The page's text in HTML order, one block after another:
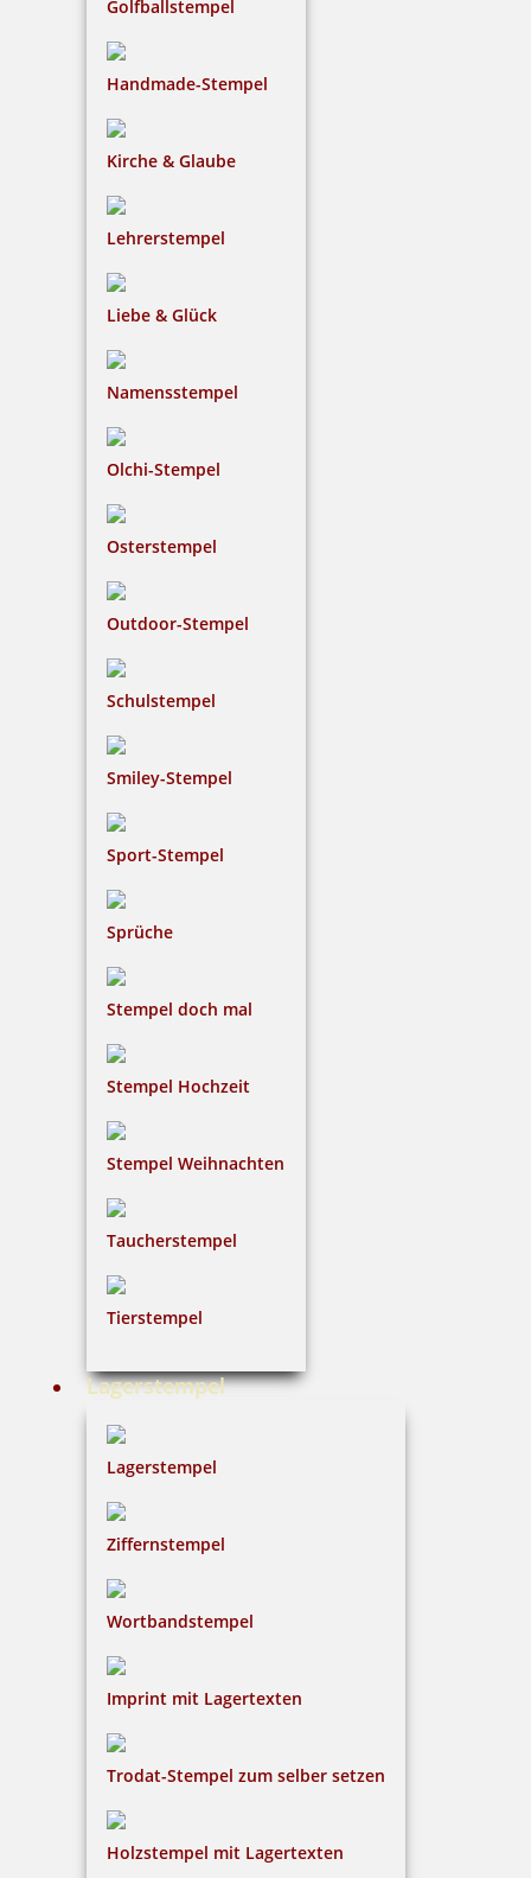
Golfballstempel
Handmade-Stempel
Kirche & Glaube
Lehrerstempel
Liebe & Glück
Namensstempel
Olchi-Stempel
Osterstempel
Outdoor-Stempel
Schulstempel
Smiley-Stempel
Sport-Stempel
Sprüche
Stempel doch mal
Stempel Hochzeit
Stempel Weihnachten
Taucherstempel
Tierstempel
Lagerstempel
Lagerstempel
Ziffernstempel
Wortbandstempel
Imprint mit Lagertexten
Trodat-Stempel zum selber setzen
Holzstempel mit Lagertexten